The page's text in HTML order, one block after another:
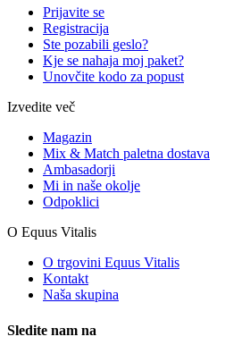
Prijavite se
Registracija
Ste pozabili geslo?
Kje se nahaja moj paket?
Unovčite kodo za popust
Izvedite več
Magazin
Mix & Match paletna dostava
Ambasadorji
Mi in naše okolje
Odpoklici
O Equus Vitalis
O trgovini Equus Vitalis
Kontakt
Naša skupina
Sledite nam na